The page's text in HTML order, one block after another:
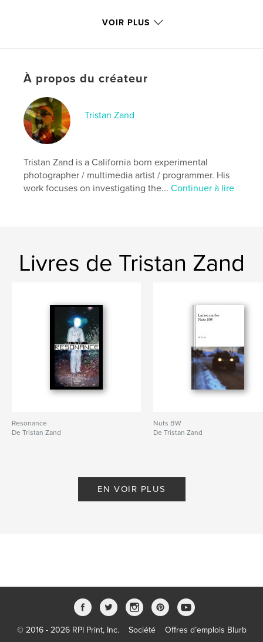
Caractéristiques et détails
artistique,Voyages
Format choisi:
# de pages:
ISBN
Couverture rigide imprimée: 9798211806276
LangueEnglish
Mots-clés
VOIR PLUS
À propos du créateur
Tristan Zand
Tristan Zand is a California born experimental
photographer / multimedia artist / programmer. His
work focuses on investigating the...Continuer à lire
Livres de Tristan Zand
Resonance
De Tristan Zand
Nuts BW
De Tristan Zand
EN VOIR PLUS
© 2016 - 2026 RPI Print, Inc. Société Offres d’emplois Blurb